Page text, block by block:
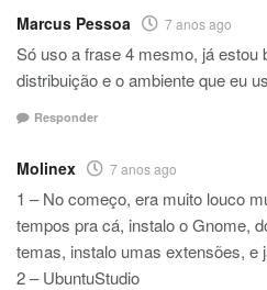
Marcus Pessoa 7 anos ago
Só uso a frase 4 mesmo, já estou
distribuição e o ambiente que eu
Responder
Molinex 7 anos ago
1 – No começo, era muito louco
tempos pra cá, instalo o Gnome,
temas, instalo umas extensões,
2 – UbuntuStudio